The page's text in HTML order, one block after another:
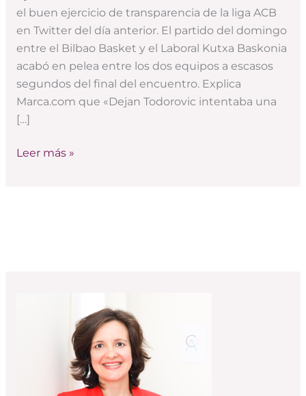
el buen ejercicio de transparencia de la liga ACB
en Twitter del día anterior. El partido del domingo
entre el Bilbao Basket y el Laboral Kutxa Baskonia
acabó en pelea entre los dos equipos a escasos
segundos del final del encuentro. Explica
Marca.com que «Dejan Todorovic intentaba una
[…]
en
liga
ACB
baloncesto
Leer más »